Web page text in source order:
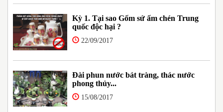
Kỳ 1. Tại sao Gốm sứ ấm chén Trung
quốc độc hại ?
22/09/2017
Đài phun nước bát tràng, thác nước
phong thủy...
15/08/2017